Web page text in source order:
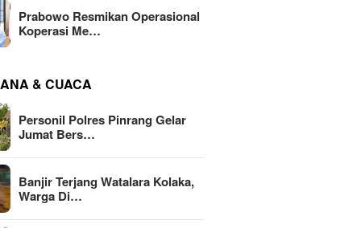
Prabowo Resmikan Operasional
Koperasi Me…
& CUACA
Personil Polres Pinrang Gelar
Jumat Bers…
Banjir Terjang Watalara Kolaka,
Warga Di…